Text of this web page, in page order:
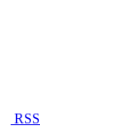
RSS